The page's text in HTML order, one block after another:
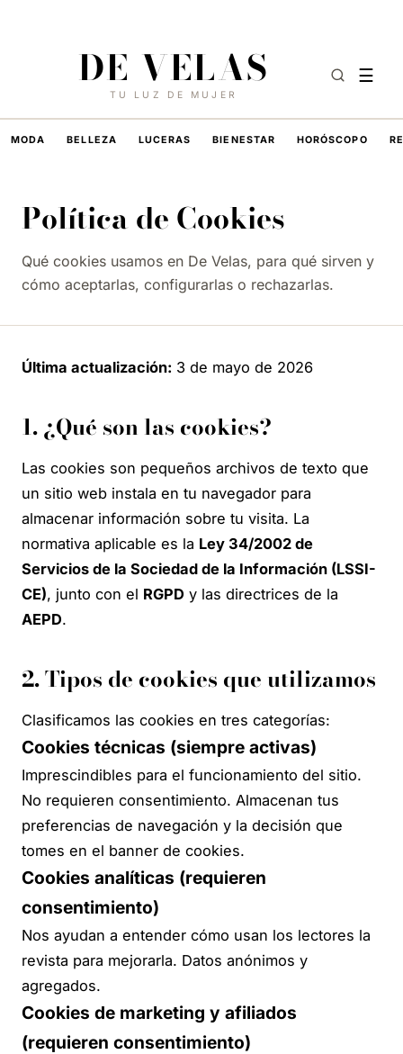
DE VELAS
TU LUZ DE MUJER
☰
MODA BELLEZA LUCERAS BIENESTAR HORÓSCOPO
Política de Cookies
Qué cookies usamos en De Velas, para qué sirven y
cómo aceptarlas, configurarlas o rechazarlas.
Última actualización: 3 de mayo de 2026
1. ¿Qué son las cookies?
Las cookies son pequeños archivos de texto que
un sitio web instala en tu navegador para
almacenar información sobre tu visita. La
normativa aplicable es la Ley 34/2002 de
Servicios de la Sociedad de la Información (LSSI-
CE), junto con el RGPD y las directrices de la
AEPD.
2. Tipos de cookies que utilizamos
Clasificamos las cookies en tres categorías:
Cookies técnicas (siempre activas)
Imprescindibles para el funcionamiento del sitio.
No requieren consentimiento. Almacenan tus
preferencias de navegación y la decisión que
tomes en el banner de cookies.
Cookies analíticas (requieren
consentimiento)
Nos ayudan a entender cómo usan los lectores la
revista para mejorarla. Datos anónimos y
agregados.
Cookies de marketing y afiliados
(requieren consentimiento)